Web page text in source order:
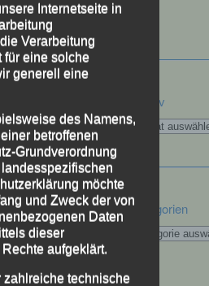
24:53
die
nach
Archiv
Archiv
Kategorien
Kategorien
Internetseite in
Verarbeitung
für eine solche
generell eine
des Namens,
betroffenen
Grundverordnung
möchte
und Zweck der von
Daten
dieser
aufgeklärt.
zahlreiche technische